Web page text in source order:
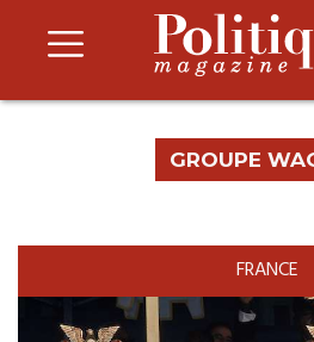
GROUPE
FRANCE